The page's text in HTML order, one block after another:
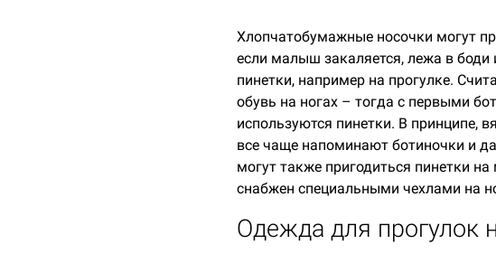
Хлопчатобумажные носочки могут
если малыш закаляется, лежа в
пинетки, например на прогулке.
обувь на ногах – тогда с первыми
используются пинетки. В принципе,
все чаще напоминают ботиночки и
могут также пригодиться пинетки
снабжен специальными чехлами на
Одежда для прогулок